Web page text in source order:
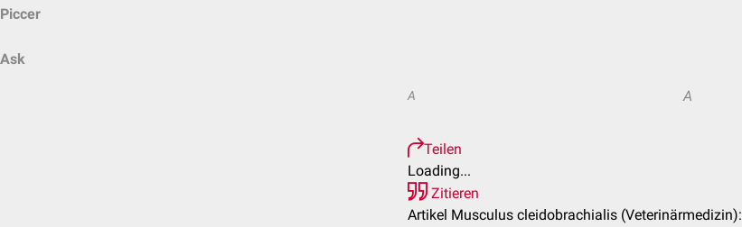
Piccer
Ask
A A
Teilen
Loading...
Zitieren
Artikel Musculus cleidobrachialis (Veterinärmedizin):